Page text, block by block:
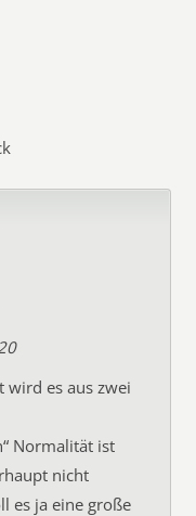
wird es aus zwei
Normalität ist
nicht
es ja eine große